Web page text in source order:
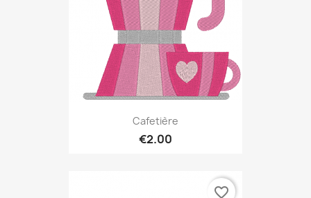
Cafetière
€2.00
favorite_border